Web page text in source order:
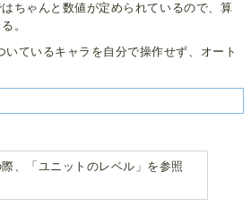
ちゃんと数値が定められているので、算
。
いているキャラを自分で操作せず、オート
、「ユニットのレベル」を参照